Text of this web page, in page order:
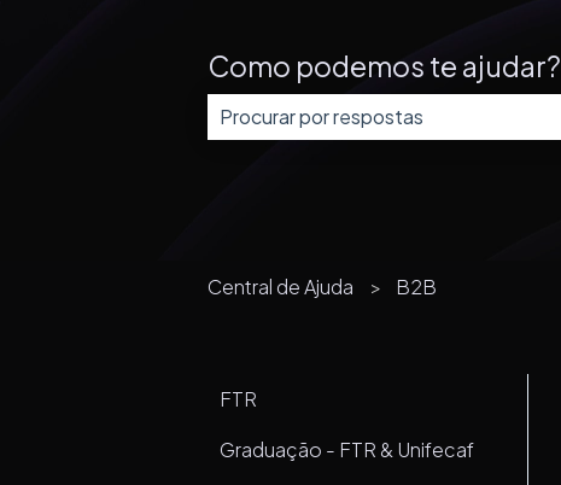
Como podemos te ajudar?
Central de Ajuda B2B
FTR
Graduação - FTR & Unifecaf